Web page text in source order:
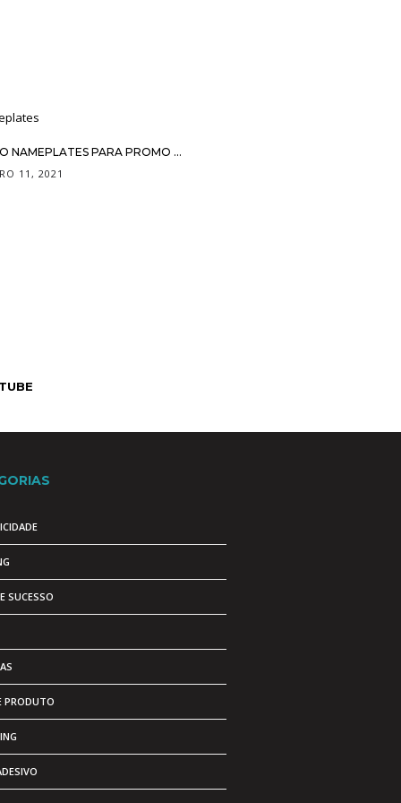
NAMEPLATES PARA PROMO ...
11, 2021
SUCESSO
PRODUTO